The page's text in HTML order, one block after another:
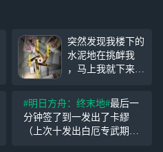
突然发现我楼下的
水泥地在挑衅我
，马上我就下来肘
梁！ 上次拔河比
试被人发现了，没
比成！ 等我回来
好好和你比比#明
#明日方舟：终末地#最后一
分钟签了到一发出了卡繆
（上次十发出白厄专武期中